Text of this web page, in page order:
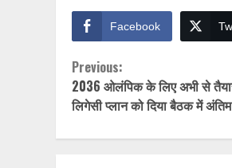
Facebook
Continue
Reading
Previous:
2036 ओलंपिक के लिए अभी से
लिगेसी प्लान को दिया बैठक में